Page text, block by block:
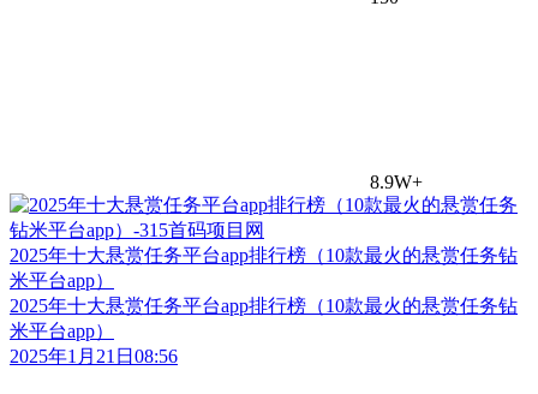
8.9W+
2025年十大悬赏任务平台app排行榜（10款最火的悬赏任务钻
米平台app）
2025年十大悬赏任务平台app排行榜（10款最火的悬赏任务钻
米平台app）
2025年1月21日08:56